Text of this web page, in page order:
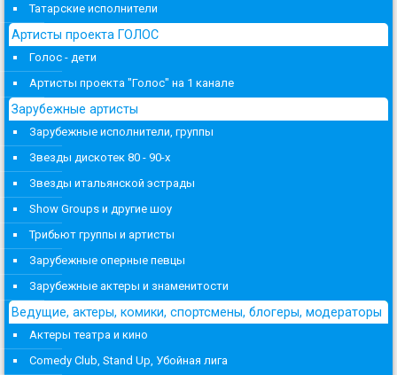
Татарские исполнители
Артисты проекта ГОЛОС
Голос - дети
Артисты проекта "Голос" на 1 канале
Зарубежные артисты
Зарубежные исполнители, группы
Звезды дискотек 80 - 90-х
Звезды итальянской эстрады
Show Groups и другие шоу
Трибьют группы и артисты
Зарубежные оперные певцы
Зарубежные актеры и знаменитости
Ведущие, актеры, комики, спортсмены, блогеры, модераторы
Актеры театра и кино
Comedy Club, Stand Up, Убойная лига